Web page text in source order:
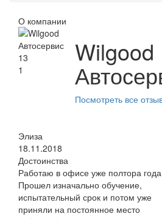
О компании
13
1
Wilgood
Посмотреть все
Элиза
18.11.2018
Достоинства
Работаю в офисе уже полтора
Прошел изначально обучение,
испытательный срок и потом уже
приняли на постоянное место